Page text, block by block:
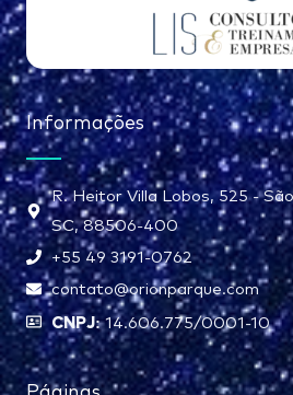
Informações
R. Heitor Villa Lobos, 525 -
SC, 88506-400
+55 49 3191-0762
contato@orionparque.com
CNPJ:14.606.775/0001-10